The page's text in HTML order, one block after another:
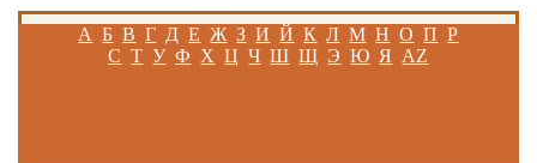
А Б В Г Д Е Ж З И Й К Л М Н О П Р
С Т У Ф Х Ц Ч Ш Щ Э Ю Я AZ